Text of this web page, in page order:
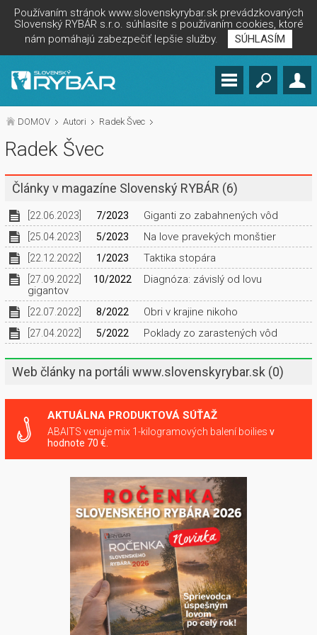
Používaním stránok www.slovenskyrybar.sk prevádzkovaných
Slovenský RYBÁR s.r.o. súhlasíte s používaním cookies, ktoré
nám pomáhajú zabezpečiť lepšie služby.
SÚHLASÍM
DOMOV Autori Radek Švec
Radek Švec
Články v magazíne Slovenský RYBÁR (6)
[22.06.2023] 7/2023 Giganti zo zabahnených vôd
[25.04.2023] 5/2023 Na love pravekých monštier
[22.12.2022] 1/2023 Taktika stopára
[27.09.2022] 10/2022
Diagnóza: závislý od lovu
gigantov
[22.07.2022] 8/2022 Obri v krajine nikoho
[27.04.2022] 5/2022 Poklady zo zarastených vôd
Web články na portáli www.slovenskyrybar.sk (0)
AKTUÁLNA PRODUKTOVÁ SÚŤAŽ
ABAITS venuje mix 1-kilogramových balení boilies v
hodnote 70 €.